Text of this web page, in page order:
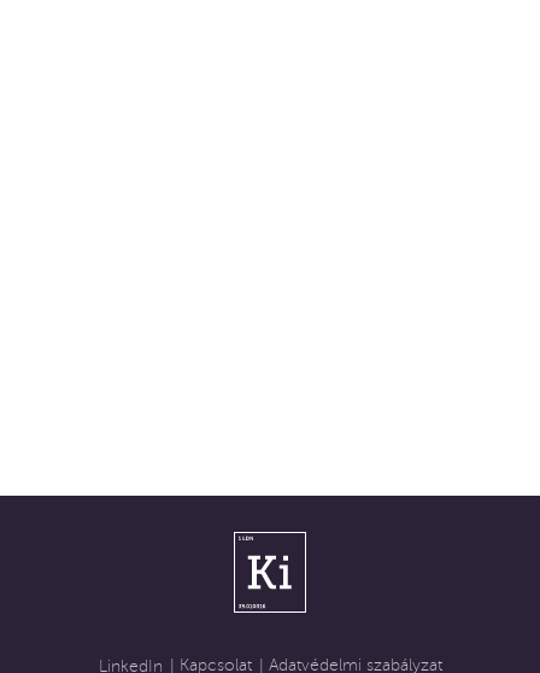
LinkedIn Kapcsolat Adatvédelmi szabályzat